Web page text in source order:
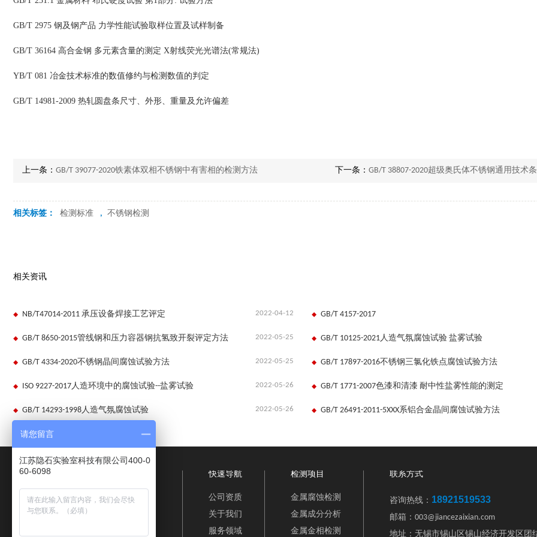
GB/T 2975 钢及钢产品 力学性能试验取样位置及试样制备
GB/T 36164 高合金钢 多元素含量的测定 X射线荧光光谱法(常规法)
YB/T 081 冶金技术标准的数值修约与检测数值的判定
GB/T 14981-2009 热轧圆盘条尺寸、外形、重量及允许偏差
上一条： GB/T 39077-2020铁素体双相不锈钢中有害相的检测方法 下一条： GB/T 38807-2020超级奥氏体不锈钢通用技术
相关标签： 检测标准 , 不锈钢检测
相关资讯
2022-04-12
NB/T47014-2011 承压设备焊接工艺评定 GB/T 4157-2017
2022-05-25
GB/T 8650-2015管线钢和压力容器钢抗氢致开裂评定方法 GB/T 10125-2021人造气氛腐蚀试验 盐雾试验
2022-05-25
GB/T 4334-2020不锈钢晶间腐蚀试验方法 GB/T 17897-2016不锈钢三氯化铁点腐蚀试验方法
2022-05-26
ISO 9227-2017人造环境中的腐蚀试验--盐雾试验 GB/T 1771-2007色漆和清漆 耐中性盐雾性能的测定
2022-05-26
GB/T 14293-1998人造气氛腐蚀试验 GB/T 26491-2011-5XXX系铝合金晶间腐蚀试验方法
快速导航
公司资质
关于我们
服务领域
检测项目
金属腐蚀检测
金属成分分析
金属金相检测
联系方式
咨询热线： 18921519533
邮箱：003@jiancezaixian.com
地址：无锡市锡山区锡山经济开发区团
请您留言
江苏隐石实验室科技有限公司400-0
60-6098